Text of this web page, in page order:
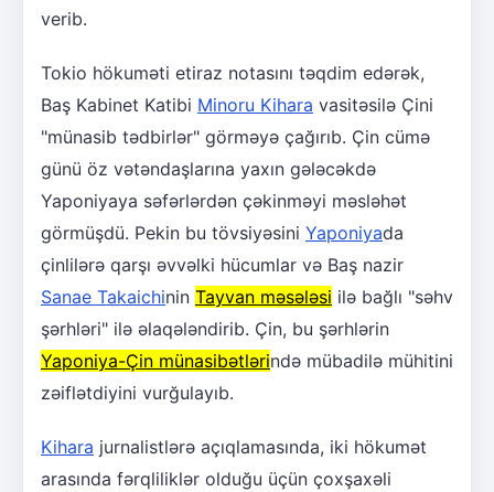
verib.
Tokio hökuməti etiraz notasını təqdim edərək,
Baş Kabinet Katibi Minoru Kihara vasitəsilə Çini
"münasib tədbirlər" görməyə çağırıb. Çin cümə
günü öz vətəndaşlarına yaxın gələcəkdə
Yaponiyaya səfərlərdən çəkinməyi məsləhət
görmüşdü. Pekin bu tövsiyəsini Yaponiyada
çinlilərə qarşı əvvəlki hücumlar və Baş nazir
Sanae Takaichinin Tayvan məsələsi ilə bağlı "səhv
şərhləri" ilə əlaqələndirib. Çin, bu şərhlərin
Yaponiya-Çin münasibətlərində mübadilə mühitini
zəiflətdiyini vurğulayıb.
Kihara jurnalistlərə açıqlamasında, iki hökumət
arasında fərqliliklər olduğu üçün çoxşaxəli